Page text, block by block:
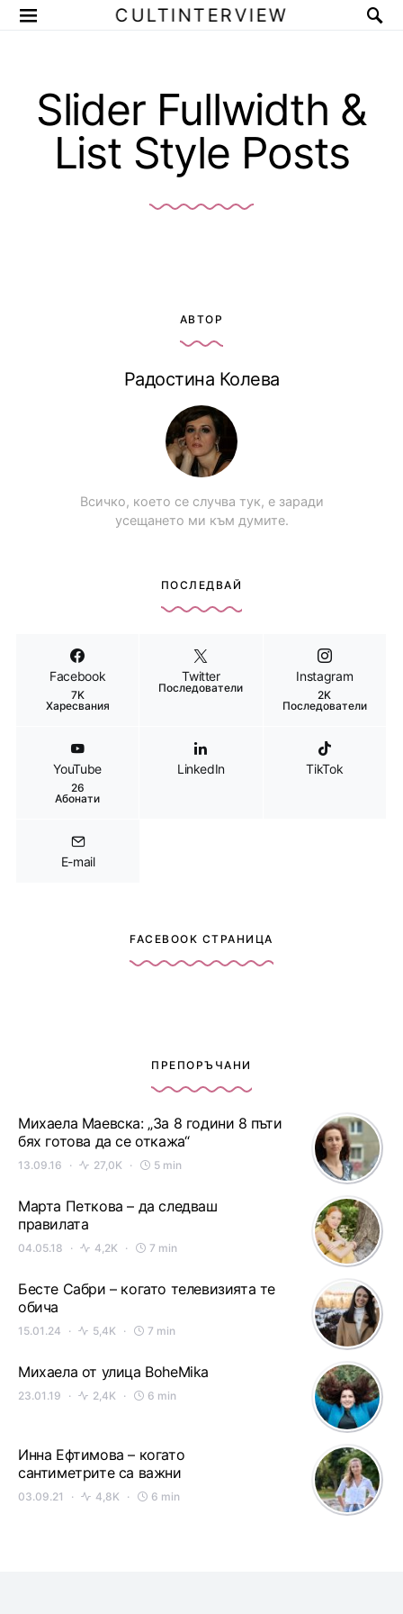
CULTINTERVIEW
Slider Fullwidth &
List Style Posts
АВТОР
Радостина Колева
Всичко, което се случва тук, е заради
усещането ми към думите.
ПОСЛЕДВАЙ
Facebook
7K
Харесвания
Twitter
Последователи
Instagram
2K
Последователи
YouTube
26
Абонати
LinkedIn TikTok
E-mail
FACEBOOK СТРАНИЦА
ПРЕПОРЪЧАНИ
Михаела Маевска: „За 8 години 8 пъти
бях готова да се откажа“
13.09.16 27,0K 5 min
Марта Петкова – да следваш
правилата
04.05.18 4,2K 7 min
Бесте Сабри – когато телевизията те
обича
15.01.24 5,4K 7 min
Михаела от улица BoheMika
23.01.19 2,4K 6 min
Инна Ефтимова – когато
сантиметрите са важни
03.09.21 4,8K 6 min